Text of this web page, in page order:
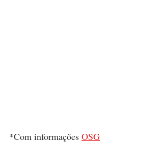
*Com informações OSG